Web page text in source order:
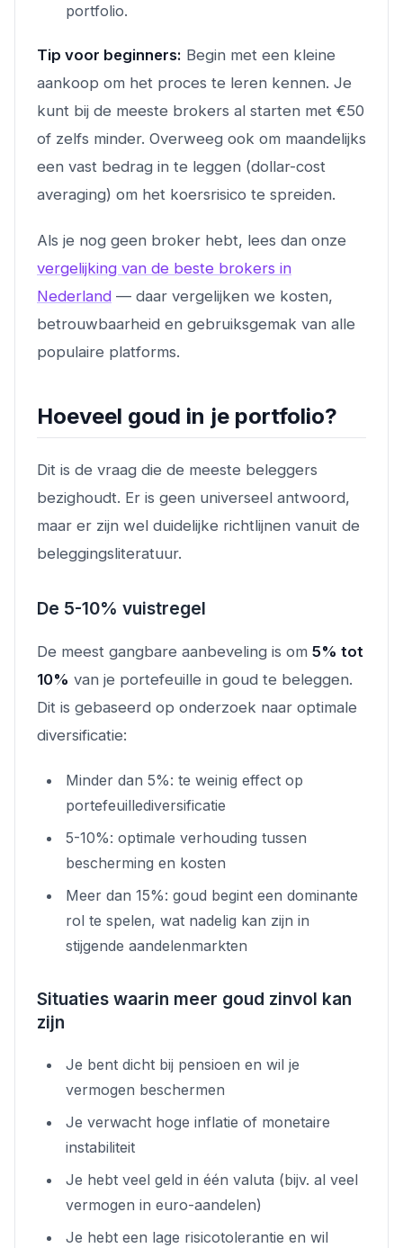
portfolio.
Tip voor beginners: Begin met een kleine
aankoop om het proces te leren kennen. Je
kunt bij de meeste brokers al starten met €50
of zelfs minder. Overweeg ook om maandelijks
een vast bedrag in te leggen (dollar-cost
averaging) om het koersrisico te spreiden.
Als je nog geen broker hebt, lees dan onze
vergelijking van de beste brokers in
Nederland — daar vergelijken we kosten,
betrouwbaarheid en gebruiksgemak van alle
populaire platforms.
Hoeveel goud in je portfolio?
Dit is de vraag die de meeste beleggers
bezighoudt. Er is geen universeel antwoord,
maar er zijn wel duidelijke richtlijnen vanuit de
beleggingsliteratuur.
De 5-10% vuistregel
De meest gangbare aanbeveling is om 5% tot
10% van je portefeuille in goud te beleggen.
Dit is gebaseerd op onderzoek naar optimale
diversificatie:
Minder dan 5%: te weinig effect op
portefeuillediversificatie
5-10%: optimale verhouding tussen
bescherming en kosten
Meer dan 15%: goud begint een dominante
rol te spelen, wat nadelig kan zijn in
stijgende aandelenmarkten
Situaties waarin meer goud zinvol kan
zijn
Je bent dicht bij pensioen en wil je
vermogen beschermen
Je verwacht hoge inflatie of monetaire
instabiliteit
Je hebt veel geld in één valuta (bijv. al veel
vermogen in euro-aandelen)
Je hebt een lage risicotolerantie en wil